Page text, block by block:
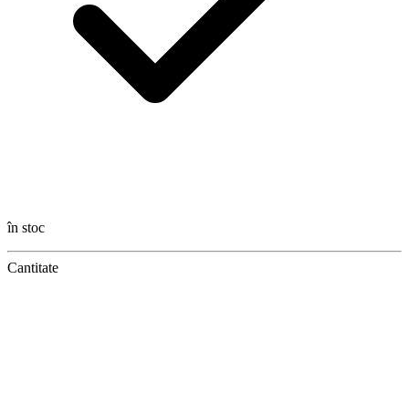
în stoc
Cantitate